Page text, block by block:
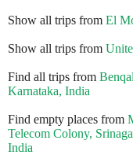
Show all trips from El
Show all trips from
Find all trips from
Karnataka, India
Find empty places from
Telecom Colony,
India